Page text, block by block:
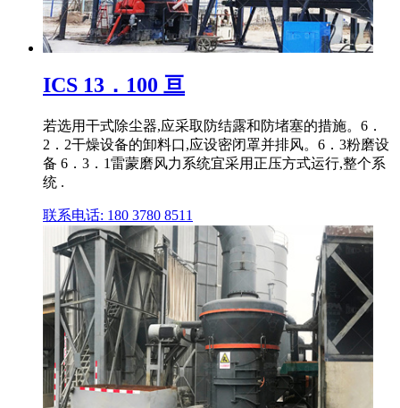
ICS 13．100 亘
若选用干式除尘器,应采取防结露和防堵塞的措施。6．
2．2干燥设备的卸料口,应设密闭罩并排风。6．3粉磨设
备 6．3．1雷蒙磨风力系统宜采用正压方式运行,整个系
统 .
联系电话: 180 3780 8511